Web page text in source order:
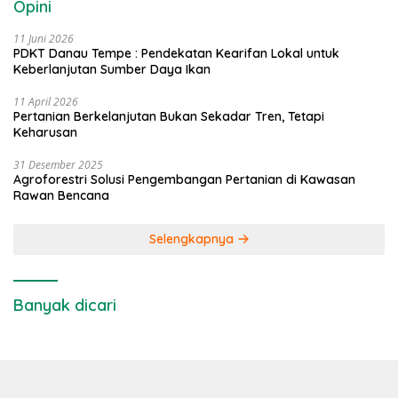
Opini
11 Juni 2026
PDKT Danau Tempe : Pendekatan Kearifan Lokal untuk
Keberlanjutan Sumber Daya Ikan
11 April 2026
Pertanian Berkelanjutan Bukan Sekadar Tren, Tetapi
Keharusan
31 Desember 2025
Agroforestri Solusi Pengembangan Pertanian di Kawasan
Rawan Bencana
Selengkapnya
Banyak dicari